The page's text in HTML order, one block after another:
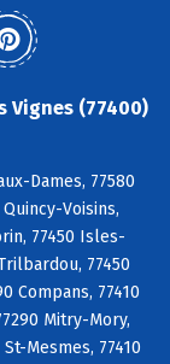
Vignes (77400)
Dames, 77580
Voisins,
77450 Isles-
77450
Compans, 77410
Mitry-Mory,
Mesmes, 77410